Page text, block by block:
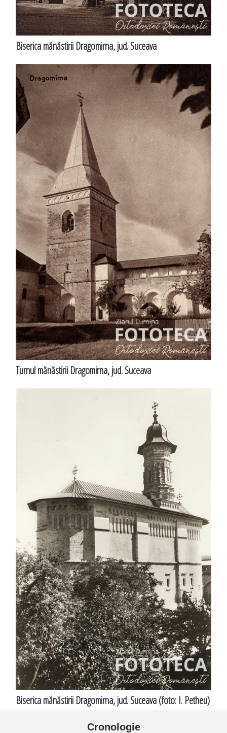
Biserica mănăstirii Dragomirna, jud. Suceava
Turnul mănăstirii Dragomirna, jud. Suceava
Biserica mănăstirii Dragomirna, jud. Suceava (foto: I. Petheu)
Cronologie